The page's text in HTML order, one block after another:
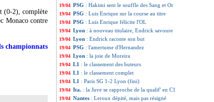
(0-2), complète
Monaco contre
championnats
19/04 PSG : Hakimi sent le souffle des Sang et Or
19/04 PSG : Luis Enrique sur la course au titre
19/04 PSG : Luis Enrique félicite l'OL
19/04 Lyon : à nouveau titulaire, Endrick savoure
19/04 Lyon : Endrick raconte son but
19/04 PSG : l'amertume d'Hernandez
19/04 Lyon : la joie de Moreira
19/04 L1 : le classement des buteurs
19/04 L1 : le classement complet
19/04 L1 : Paris SG 1-2 Lyon (fini)
19/04 Ita. : la Juve se rapproche de la qualif' en C1
19/04 Nantes : Leroux dépité, mais pas résigné